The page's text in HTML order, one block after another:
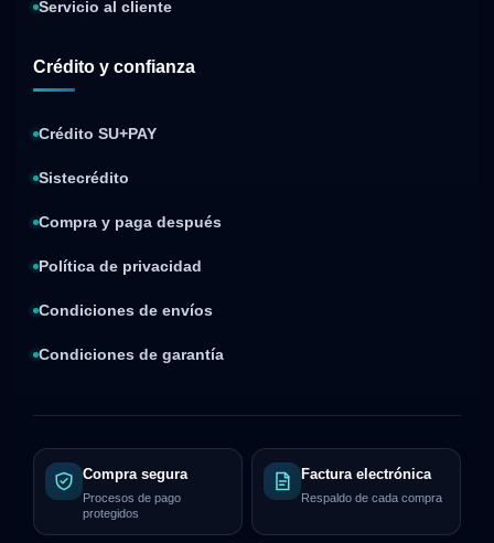
Servicio al cliente
Crédito y confianza
Crédito SU+PAY
Sistecrédito
Compra y paga después
Política de privacidad
Condiciones de envíos
Condiciones de garantía
Compra segura
Procesos de pago
protegidos
Factura electrónica
Respaldo de cada compra